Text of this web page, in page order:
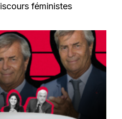
féministes